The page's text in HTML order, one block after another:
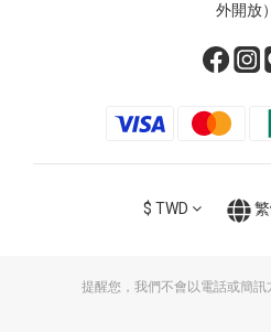
外開放）
$ TWD
提醒您，我們不會以電話或簡訊